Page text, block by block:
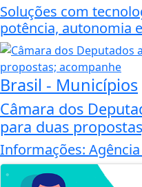
Soluções com
potência, autonomia
Brasil - Municípios
Câmara dos
para duas
Informações: